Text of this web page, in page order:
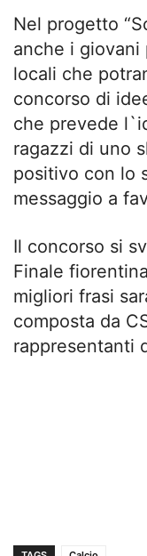
Nel progetto
anche i
locali che
concorso di
che prevede
ragazzi di uno
positivo con lo
messaggio a
Il concorso si
Finale
migliori frasi
composta da
rappresentanti